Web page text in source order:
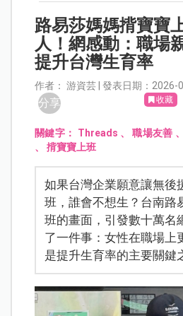
路易莎媽媽揹寶寶
人！網感動：職場
提升台灣生育率
作者： 游資芸 | 發表日期：2026-
分享 收藏
關鍵字： Threads 、職場友善 、
、揹寶寶上班
如果台灣企業願意讓無後
班，誰會不想生？台南路
班的畫面，引發數十萬名
了一件事：女性在職場上
是提升生育率的主要關鍵